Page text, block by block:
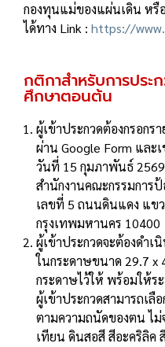
กองทุนแม่ของแผ่นเดิน หรื
ได้ทาง Link : https://
กติกาสำหรับการประ
ศึกษาตอนต้น
ผู้เข้าประกวดต้องกรอกร
ผ่าน Google Form และ
วันที่ 15 กุมภาพันธ์
สำนักงานคณะกรรมการ
เลขที่ 5 ถนนดินแดง แข
กรุงเทพมหานคร 10400
ผู้เข้าประกวดจะต้องดำ
ในกระดาษขนาด 29.7 x
กระดาษไว้ให้ พร้อมให้ร
ผู้เข้าประกวดสามารถเลื
ตามความถนัดของตน ไ
เทียน ดินสอสี สีอะคริลิค